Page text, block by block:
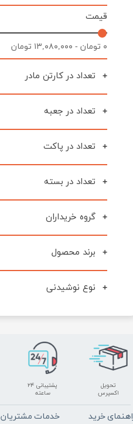
قیمت
۰ تومان - ۱۳,۰۸۰,۰۰۰ تومان
تعداد در کارتن مادر
تعداد در جعبه
تعداد در پاکت
تعداد در بسته
گروه خریداران
برند محصول
نوع نوشیدنی
تحویل
اکسپرس
پشتیبانی ۲۴
ساعته
خرید خدمات مشتریان